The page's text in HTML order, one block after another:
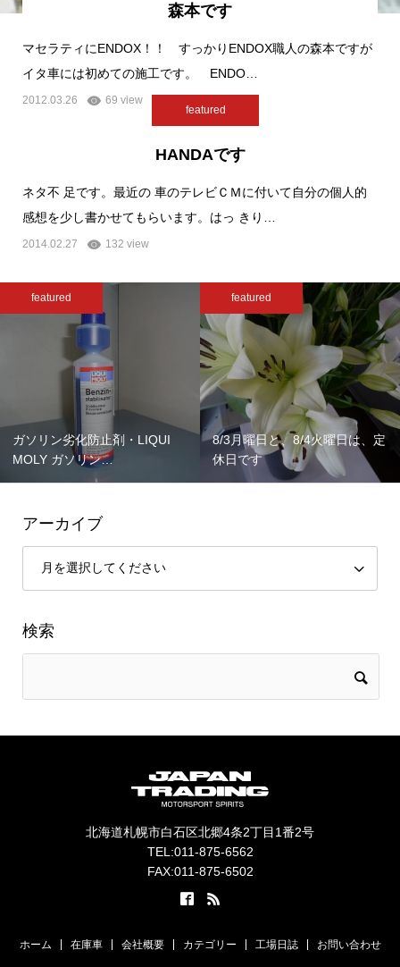
森本です
マセラティにENDOX！！ すっかりENDOX職人の森本ですが
イタ車には初めての施工です。 ENDO…
2012.03.26 69 view
featured
HANDAです
ネタ不 足です。最近の 車のテレビＣＭに付いて自分の個人的
感想を少し書かせてもらいます。はっ きり…
2014.02.27 132 view
featured
ガソリン劣化防止剤・LIQUI
MOLY ガソリン…
featured
8/3月曜日と、8/4火曜日は、定
休日です
アーカイブ
検索
北海道札幌市白石区北郷4条2丁目1番2号
TEL:011-875-6562
FAX:011-875-6502
ホーム 在庫車 会社概要 カテゴリー 工場日誌 お問い合わせ